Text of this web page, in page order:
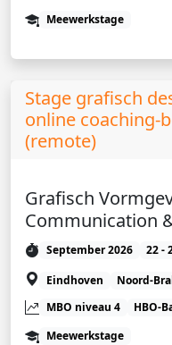
Meewerkstage
Stage grafisch
online coaching-
(remote)
Grafisch
Communication
September 2026 22 -
Eindhoven
Noord-
MBO niveau 4
HBO-
Meewerkstage